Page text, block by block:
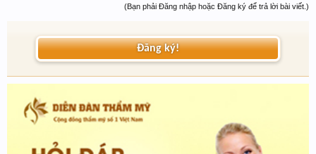
(Bạn phải Đăng nhập hoặc Đăng ký để trả lời bài viết.)
Đăng ký!